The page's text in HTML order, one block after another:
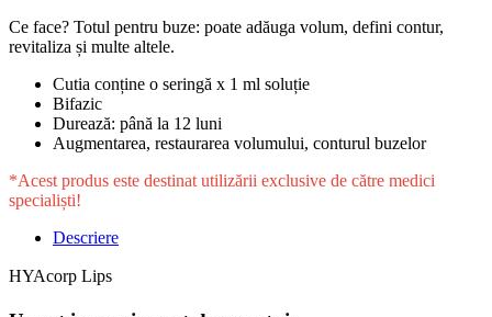
Ce face? Totul pentru buze: poate adăuga volum, defini contur,
revitaliza și multe altele.
Cutia conține o seringă x 1 ml soluție
Bifazic
Durează: până la 12 luni
Augmentarea, restaurarea volumului, conturul buzelor
*Acest produs este destinat utilizării exclusive de către medici
specialiști!
Descriere
HYAcorp Lips